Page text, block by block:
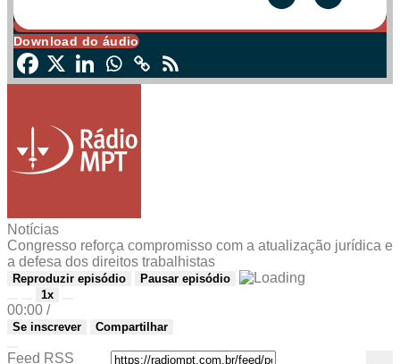
Download do áudio
Notícias
Congresso reforça compromisso com a atualização jurídica e
a defesa dos direitos trabalhistas
Reproduzir episódio
Pausar episódio
1x
00:00 /
Se inscrever Compartilhar
Feed RSS